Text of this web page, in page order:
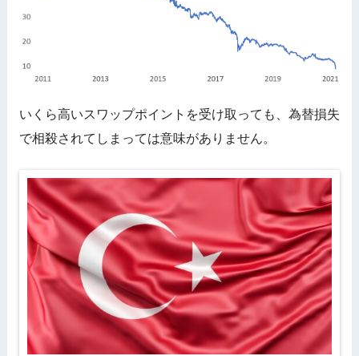
いくら高いスワップポイントを受け取っても、為替損失
で相殺されてしまっては意味がありません。